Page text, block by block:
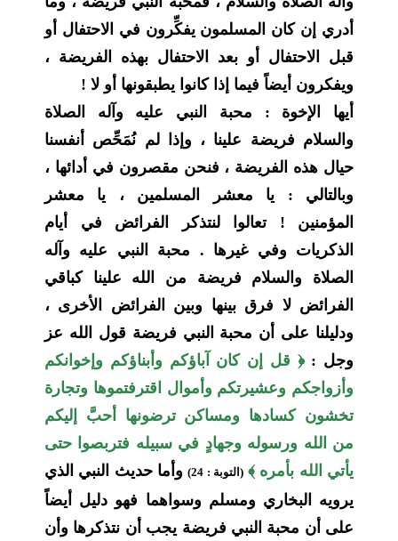
أدري إن كان المسلمون يفكِّرون في الاحتفال أو
قبل الاحتفال أو بعد الاحتفال بهذه الفريضة ،
ويفكرون أيضاً فيما إذا كانوا يطبقونها أو لا !
أيها الإخوة : محبة النبي عليه وآله الصلاة
والسلام فريضة علينا ، وإذا لم نُمَحِّص أنفسنا
حيال هذه الفريضة ، فنحن مقصرون في أدائها ،
وبالتالي : يا معشر المسلمين ، يا معشر
المؤمنين ! تعالوا لنتذكر الفرائض في أيام
الذكريات وفي غيرها . محبة النبي عليه وآله
الصلاة والسلام فريضة من الله علينا كباقي
الفرائض لا فرق بينها وبين الفرائض الأخرى ،
ودليلنا على أن محبة النبي فريضة قول الله عز
وجل :﴿ قل إن كان آباؤكم وأبناؤكم وإخوانكم
وأزواجكم وعشيرتكم وأموال اقترفتموها وتجارة
تخشون كسادها ومساكن ترضونها أحبَّ إليكم
من الله ورسوله وجهادٍ في سبيله فتربصوا حتى
يأتي الله بأمره ﴾ (التوبة : 24)
وأما حديث النبي الذي
يرويه البخاري ومسلم وسواهما فهو دليل أيضاً
على أن محبة النبي فريضة يجب أن نتذكرها وأن